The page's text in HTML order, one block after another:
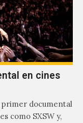
en cines
primer documental
como SXSW y,